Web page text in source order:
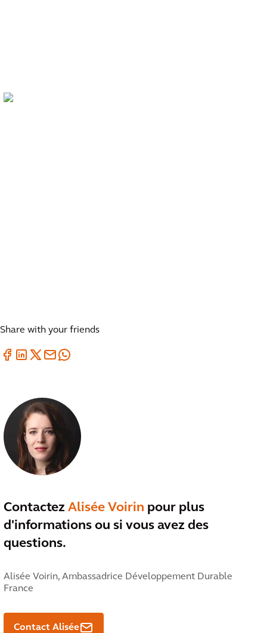
Share with your friends
ContactezAlisée Voirin pour plus
d'informations ou si vous avez des
questions.
Alisée Voirin, Ambassadrice Développement Durable
France
Contact Alisée